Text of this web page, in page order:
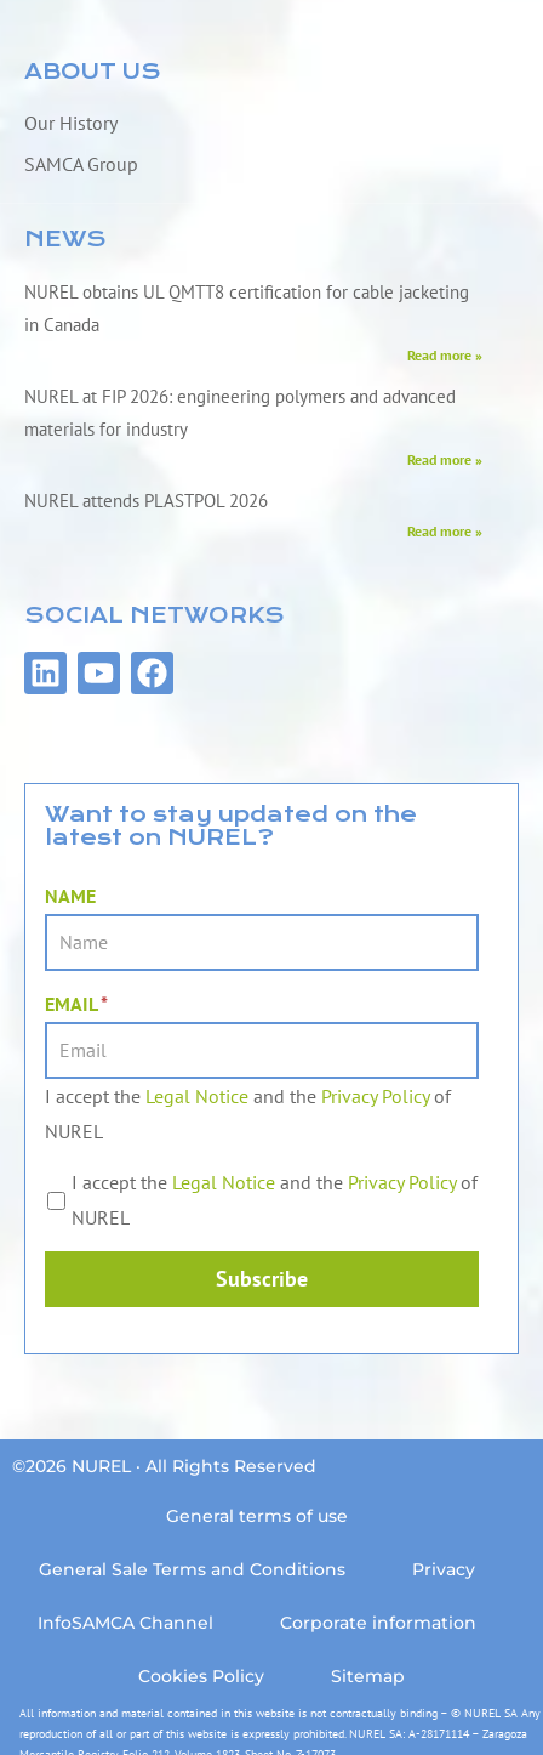
ABOUT US
Our History
SAMCA Group
NEWS
NUREL obtains UL QMTT8 certification for cable jacketing
in Canada
Read more »
NUREL at FIP 2026: engineering polymers and advanced
materials for industry
Read more »
NUREL attends PLASTPOL 2026
Read more »
SOCIAL NETWORKS
L
i
e
d
i
Y
o
u
b
e
F
a
b
o
o
Want to stay updated on the
latest on NUREL?
NAME
EMAIL*
I accept the Legal Notice and the Privacy Policyof
NUREL
I accept the Legal Notice and the Privacy Policyof
NUREL
Subscribe
©2026 NUREL · All Rights Reserved
General terms of use
General Sale Terms and Conditions Privacy
InfoSAMCA Channel Corporate information
Cookies Policy Sitemap
All information and material contained in this website is not contractually binding – © NUREL SA Any
reproduction of all or part of this website is expressly prohibited. NUREL SA: A-28171114 – Zaragoza